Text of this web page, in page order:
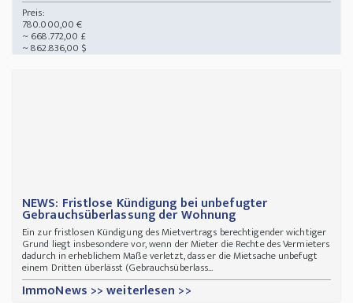
Preis:
780.000,00 €
~ 668.772,00 £
~ 862.836,00 $
NEWS: Fristlose Kündigung bei unbefugter
Gebrauchsüberlassung der Wohnung
Ein zur fristlosen Kündigung des Mietvertrags berechtigender wichtiger
Grund liegt insbesondere vor, wenn der Mieter die Rechte des Vermieters
dadurch in erheblichem Maße verletzt, dass er die Mietsache unbefugt
einem Dritten überlässt (Gebrauchsüberlass...
ImmoNews >> weiterlesen >>